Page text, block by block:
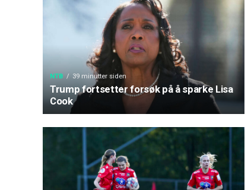
NTB 39 minutter siden
Trump fortsetter forsøk på å sparke Lisa
Cook